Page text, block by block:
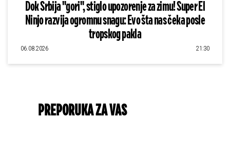
Dok Srbija "gori", stiglo upozorenje za zimu! Super El
Ninjo razvija ogromnu snagu: Evo šta nas čeka posle
tropskog pakla
06.08.2026 21:30
PREPORUKA ZA VAS